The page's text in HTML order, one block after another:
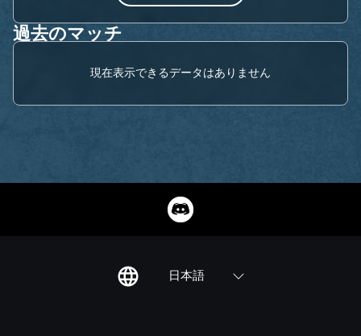
過去のマッチ
現在表示できるデータはありません
日本語